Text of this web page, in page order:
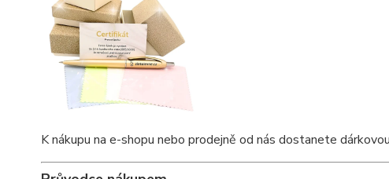
K nákupu na e-shopu nebo prodejně od nás dostanete